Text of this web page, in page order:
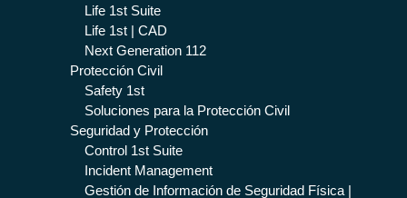
Life 1st Suite
Life 1st | CAD
Next Generation 112
Protección Civil
Safety 1st
Soluciones para la Protección Civil
Seguridad y Protección
Control 1st Suite
Incident Management
Gestión de Información de Seguridad Física |